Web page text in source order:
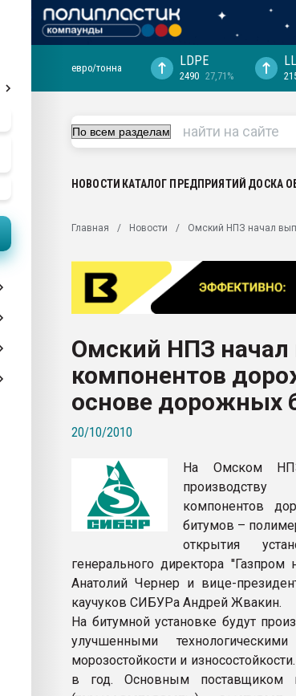
29.07.2026 ФРП помог "Ижевскому
Вакуум-формовочные машины:
28.07.2026 Автоматизация выходит на
первый план в переработке
пластмасс
ситуацией на строительном рынке
Всё, что касается выдува ПЭТ
бутылок
ПЕРЕЙТИ НА ФОРУМ
евро/тонна LDPE
2490 27,71%
НОВОСТИ КАТАЛОГ ПРЕДПРИЯТИЙ ДОСКА
Главная Новости Омский НПЗ начал
Омский НПЗ начал
компонентов
основе дорожных
20/10/2010
На Омском НПЗ
компонентов
битумов –
открытия
генерального директора
Анатолий Чернер и вице-
каучуков СИБУРа Андрей Жвакин.
На битумной установке будут
улучшенными
морозостойкости и
в год. Основным поставщиком